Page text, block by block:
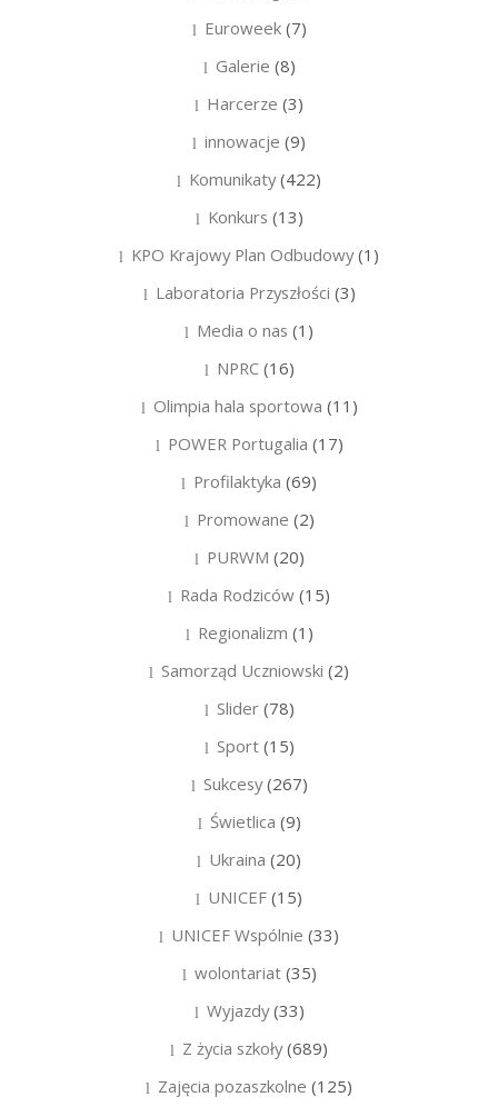
Euroweek(7)
Galerie (8)
Harcerze (3)
innowacje (9)
Komunikaty(422)
Konkurs (13)
KPO Krajowy Plan Odbudowy(1)
Laboratoria Przyszłości (3)
Media o nas (1)
NPRC(16)
Olimpia hala sportowa (11)
POWER Portugalia (17)
Profilaktyka (69)
Promowane (2)
PURWM (20)
Rada Rodziców (15)
Regionalizm (1)
Samorząd Uczniowski (2)
Slider(78)
Sport(15)
Sukcesy(267)
Świetlica (9)
Ukraina (20)
UNICEF (15)
UNICEF Wspólnie (33)
wolontariat(35)
Wyjazdy(33)
Z życia szkoły(689)
Zajęcia pozaszkolne (125)